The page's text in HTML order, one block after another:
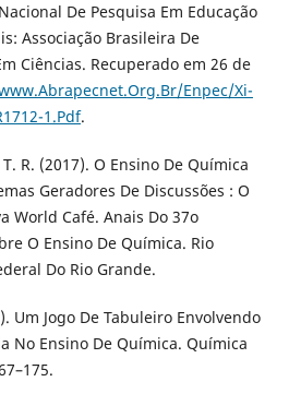
De Pesquisa Em Educação
Associação Brasileira De
Ciências. Recuperado em 26 de
Enpec/Xi-
1.Pdf.
R. (2017). O Ensino De Química
Geradores De Discussões : O
World Café. Anais Do 37o
O Ensino De Química. Rio
Do Rio Grande.
Um Jogo De Tabuleiro Envolvendo
No Ensino De Química. Química